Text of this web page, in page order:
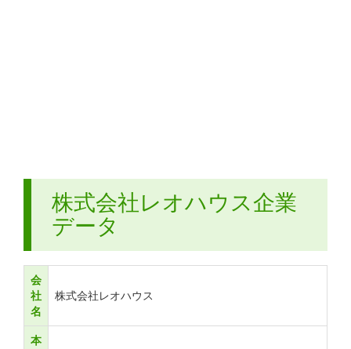
株式会社レオハウス企業
データ
会
社
名
株式会社レオハウス
本